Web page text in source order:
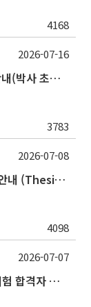
4168
2026학년도 2학기 논문작성계획서 제출 안내(박사 초심 일정 포함)_Thesis Proposal
3783
2026-07-16
2026학년도 1학기 석·박사 논문심사 결과 안내 (Thesis Defense Result)
4098
2026-07-08
2026학년도 2학기 석·박사 논문제출자격시험 합격자 공고(TSQ Exam Result)
2026-07-07